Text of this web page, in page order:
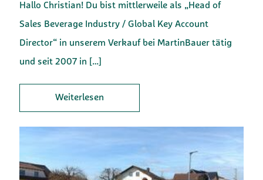
Hallo Christian! Du bist mittlerweile als „Head of
Sales Beverage Industry / Global Key Account
Director“ in unserem Verkauf bei MartinBauer tätig
und seit 2007 in […]
Weiterlesen